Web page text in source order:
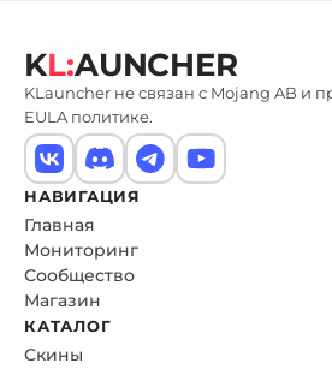
KL:AUNCHER
KLauncher не связан с Mojang AB и
EULA политике.
НАВИГАЦИЯ
Главная
Мониторинг
Сообщество
Магазин
КАТАЛОГ
Скины